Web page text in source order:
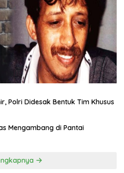
Polri Didesak Bentuk Tim Khusus
Mengambang di Pantai